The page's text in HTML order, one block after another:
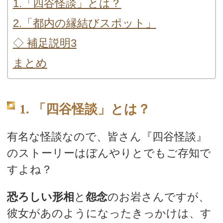
1.「四谷怪談」とは？
2.「都内の縁結びスポット」
◇ 補足説明3
まとめ
1. 「四谷怪談」とは？
有名な怪談なので、皆さん『四谷怪談』
のストーリーはぼんやりとでもご存知で
すよね？
恐ろしい形相 と 怨念のお岩さんですが、
彼女があのようになったきっかけは、す